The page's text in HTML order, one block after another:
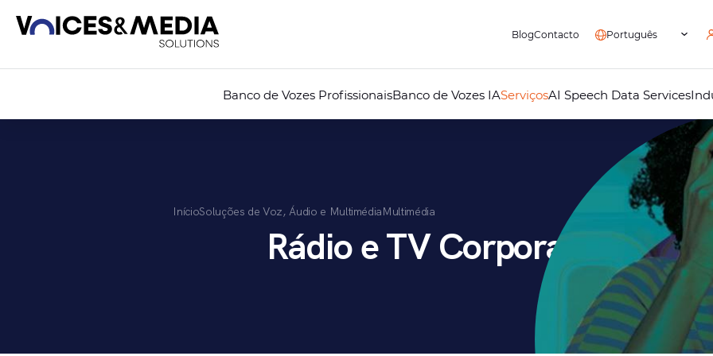
BlogContacto Português
Banco de Vozes ProfissionaisBanco de Vozes IAServiços
Dobragem Profissional
Localização Audiovisual
Áudio Guias para Museus
Mensagens de Atendimento
Estúdio de Gravação Áudio
Multimédia
AI Speech Data Services
InícioSoluções de Voz, Áudio e MultimédiaMultimédia
Rádio e TV Corporativa